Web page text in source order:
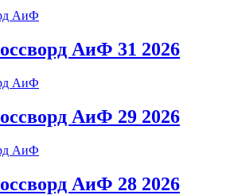
АиФ 31 2026
АиФ 29 2026
АиФ 28 2026